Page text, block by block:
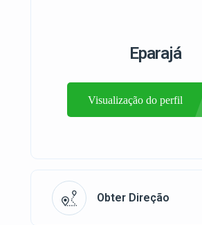
Eparajá
Visualização do perfil
Obter Direção